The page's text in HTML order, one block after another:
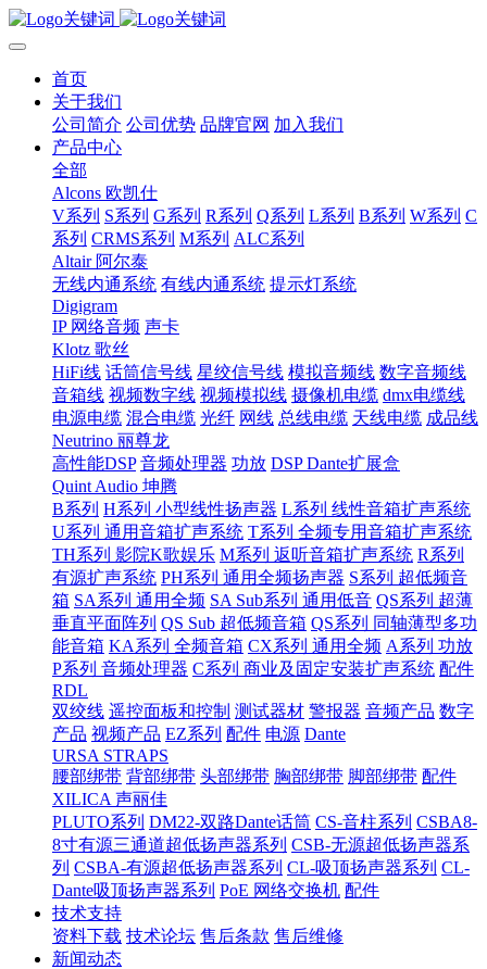
首页
关于我们
公司简介 公司优势 品牌官网 加入我们
产品中心
全部
Alcons 欧凯仕
V系列 S系列 G系列 R系列 Q系列 L系列 B系列 W系列 C
系列 CRMS系列 M系列 ALC系列
Altair 阿尔泰
无线内通系统 有线内通系统 提示灯系统
Digigram
IP 网络音频 声卡
Klotz 歌丝
HiFi线 话筒信号线 星绞信号线 模拟音频线 数字音频线
音箱线 视频数字线 视频模拟线 摄像机电缆 dmx电缆线
电源电缆 混合电缆 光纤 网线 总线电缆 天线电缆 成品线
Neutrino 丽尊龙
高性能DSP 音频处理器 功放 DSP Dante扩展盒
Quint Audio 坤腾
B系列 H系列 小型线性扬声器 L系列 线性音箱扩声系统
U系列 通用音箱扩声系统 T系列 全频专用音箱扩声系统
TH系列 影院K歌娱乐 M系列 返听音箱扩声系统 R系列
有源扩声系统 PH系列 通用全频扬声器 S系列 超低频音
箱 SA系列 通用全频 SA Sub系列 通用低音 QS系列 超薄
垂直平面阵列 QS Sub 超低频音箱 QS系列 同轴薄型多功
能音箱 KA系列 全频音箱 CX系列 通用全频 A系列 功放
P系列 音频处理器 C系列 商业及固定安装扩声系统 配件
RDL
双绞线 遥控面板和控制 测试器材 警报器 音频产品 数字
产品 视频产品 EZ系列 配件 电源 Dante
URSA STRAPS
腰部绑带 背部绑带 头部绑带 胸部绑带 脚部绑带 配件
XILICA 声丽佳
PLUTO系列 DM22-双路Dante话筒 CS-音柱系列 CSBA8-
8寸有源三通道超低扬声器系列 CSB-无源超低扬声器系
列 CSBA-有源超低扬声器系列 CL-吸顶扬声器系列 CL-
Dante吸顶扬声器系列 PoE 网络交换机 配件
技术支持
资料下载 技术论坛 售后条款 售后维修
新闻动态